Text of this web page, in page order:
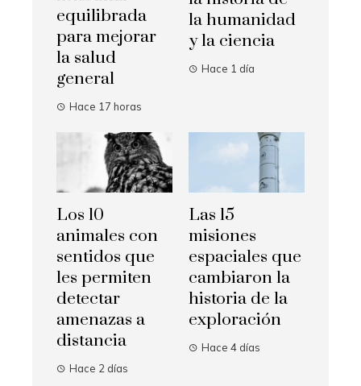
equilibrada
para mejorar
la salud
general
Hace 17 horas
la humanidad
y la ciencia
Hace 1 día
Los 10
animales con
sentidos que
les permiten
detectar
amenazas a
distancia
Hace 2 días
Las 15
misiones
espaciales que
cambiaron la
historia de la
exploración
Hace 4 días